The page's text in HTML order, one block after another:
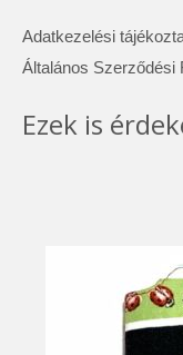
Adatkezelési
Általános Szerződési
Ezek is